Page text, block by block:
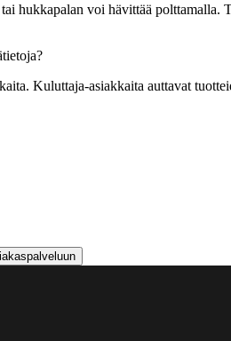
hukkapalan voi hävittää polttamalla.
Kuluttaja-asiakkaita auttavat